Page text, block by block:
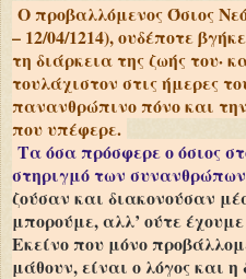
Ο προβαλλόμενος Όσιος
– 12/04/1214), ουδέποτε
τη διάρκεια της ζωής του·
τουλάχιστον στις ήμερες
πανανθρώπινο πόνο και
που υπέφερε.
Τα όσα πρόσφερε ο όσιος
στηριγμό των συνανθρώπων
ζούσαν και διακονούσαν
μπορούμε, αλλ’ ούτε
Εκείνο που μόνο
μάθουν, είναι ο λόγος και